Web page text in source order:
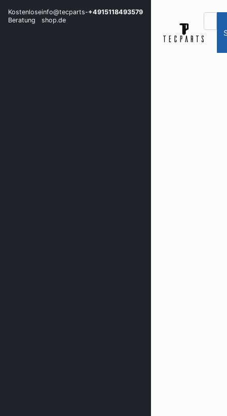
Kostenlose
Beratung
info@tecparts-
shop.de
+4915118493579